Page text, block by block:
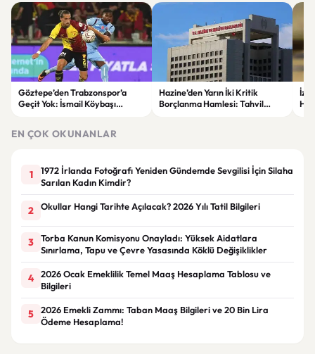
Göztepe’den Trabzonspor’a
Geçit Yok: İsmail Köybaşı
Hazine’den Yarın İki Kritik
Borçlanma Hamlesi: Tahvil
EN ÇOK OKUNANLAR
1
1972 İrlanda Fotoğrafı Yeniden Gündemde Sevgilisi İçin Silaha
Sarılan Kadın Kimdir?
2 Okullar Hangi Tarihte Açılacak? 2026 Yılı Tatil Bilgileri
3
Torba Kanun Komisyonu Onayladı: Yüksek Aidatlara
Sınırlama, Tapu ve Çevre Yasasında Köklü Değişiklikler
4
2026 Ocak Emeklilik Temel Maaş Hesaplama Tablosu ve
Bilgileri
5
2026 Emekli Zammı: Taban Maaş Bilgileri ve 20 Bin Lira
Ödeme Hesaplama!